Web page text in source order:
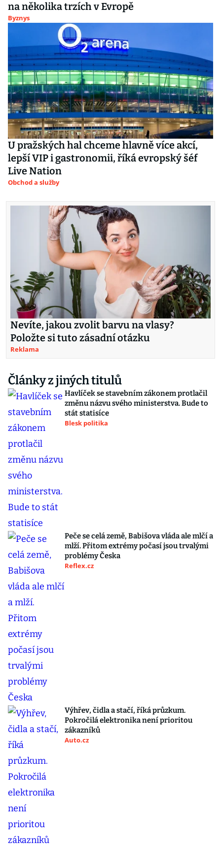
na několika trzích v Evropě
Byznys
U pražských hal chceme hlavně více akcí,
lepší VIP i gastronomii, říká evropský šéf
Live Nation
Obchod a služby
Nevíte, jakou zvolit barvu na vlasy?
Položte si tuto zásadní otázku
Reklama
Články z jiných titulů
Havlíček se stavebním zákonem protlačil
změnu názvu svého ministerstva. Bude to
stát statisíce
Blesk politika
Peče se celá země, Babišova vláda ale mlčí a
mlží. Přitom extrémy počasí jsou trvalými
problémy Česka
Reflex.cz
Výhřev, čidla a stačí, říká průzkum.
Pokročilá elektronika není prioritou
zákazníků
Auto.cz